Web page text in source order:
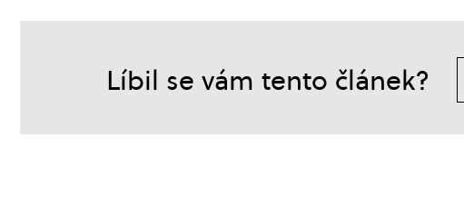
Líbil se vám tento článek?